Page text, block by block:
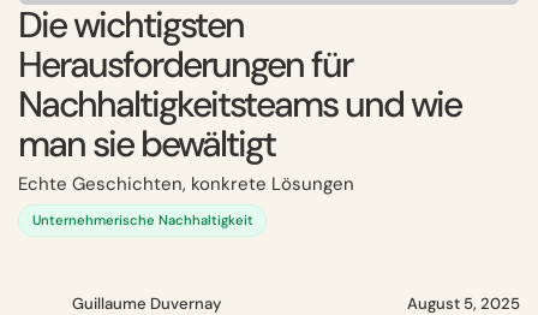
Die wichtigsten
Herausforderungen für
Nachhaltigkeitsteams und wie
man sie bewältigt
Echte Geschichten, konkrete Lösungen
Unternehmerische Nachhaltigkeit
Guillaume Duvernay August 5, 2025